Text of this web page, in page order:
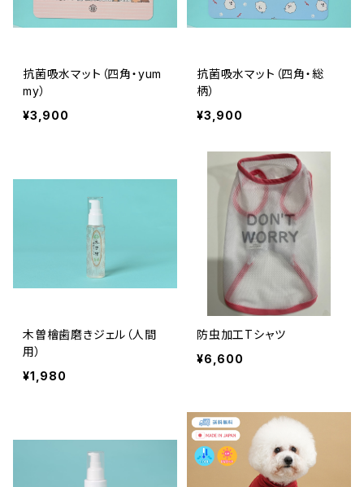
抗菌吸水マット（四角・yum
my）
¥3,900
抗菌吸水マット（四角・総
柄）
¥3,900
木曽檜歯磨きジェル（人間
用）
¥1,980
防虫加工Tシャツ
¥6,600